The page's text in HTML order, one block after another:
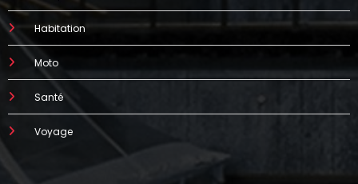
Habitation
Moto
Santé
Voyage